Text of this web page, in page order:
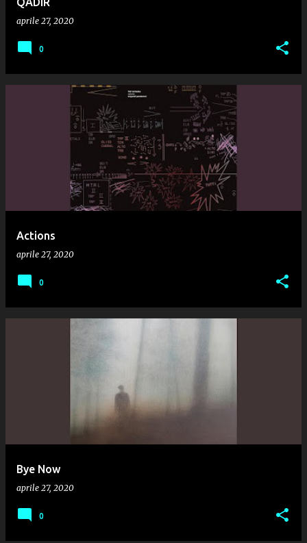
aprile 27, 2020
0
Actions
aprile 27, 2020
0
Bye Now
aprile 27, 2020
0